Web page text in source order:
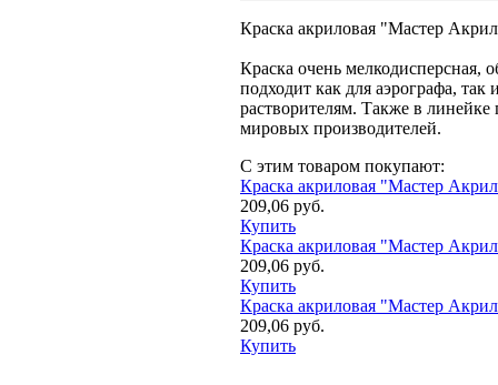
Краска акриловая "Мастер
Краска очень мелкодисперсная,
подходит как для аэрографа,
растворителям. Также в
мировых производителей.
С этим товаром покупают:
Краска акриловая "Мастер
209,06 руб.
Купить
Краска акриловая "Мастер
209,06 руб.
Купить
Краска акриловая "Мастер
209,06 руб.
Купить